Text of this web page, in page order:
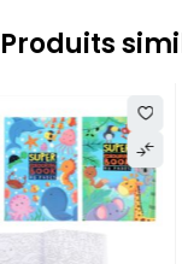
Produits